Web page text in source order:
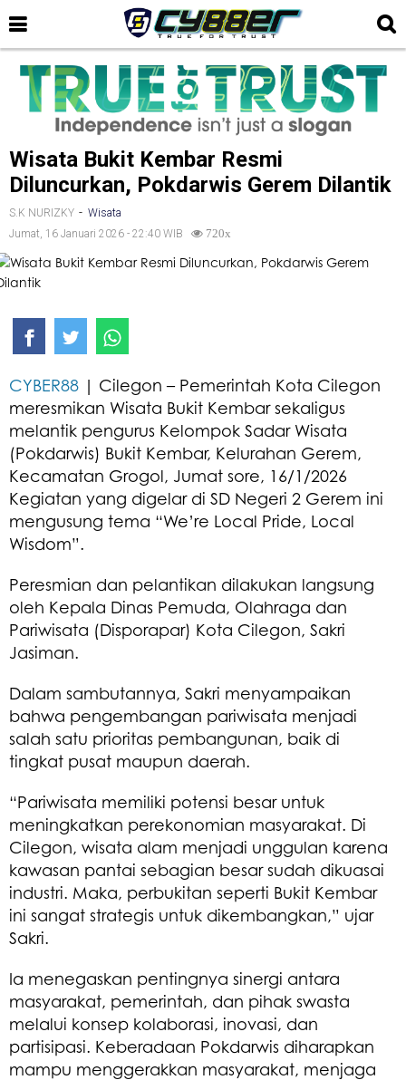
Wisata Bukit Kembar Resmi
Diluncurkan, Pokdarwis Gerem Dilantik
S.K NURIZKY - Wisata
Jumat, 16 Januari 2026 - 22:40 WIB
720x
CYBER88 | Cilegon – Pemerintah Kota Cilegon
meresmikan Wisata Bukit Kembar sekaligus
melantik pengurus Kelompok Sadar Wisata
(Pokdarwis) Bukit Kembar, Kelurahan Gerem,
Kecamatan Grogol, Jumat sore, 16/1/2026
Kegiatan yang digelar di SD Negeri 2 Gerem ini
mengusung tema “We’re Local Pride, Local
Wisdom”.
Peresmian dan pelantikan dilakukan langsung
oleh Kepala Dinas Pemuda, Olahraga dan
Pariwisata (Disporapar) Kota Cilegon, Sakri
Jasiman.
Dalam sambutannya, Sakri menyampaikan
bahwa pengembangan pariwisata menjadi
salah satu prioritas pembangunan, baik di
tingkat pusat maupun daerah.
“Pariwisata memiliki potensi besar untuk
meningkatkan perekonomian masyarakat. Di
Cilegon, wisata alam menjadi unggulan karena
kawasan pantai sebagian besar sudah dikuasai
industri. Maka, perbukitan seperti Bukit Kembar
ini sangat strategis untuk dikembangkan,” ujar
Sakri.
Ia menegaskan pentingnya sinergi antara
masyarakat, pemerintah, dan pihak swasta
melalui konsep kolaborasi, inovasi, dan
partisipasi. Keberadaan Pokdarwis diharapkan
mampu menggerakkan masyarakat, menjaga